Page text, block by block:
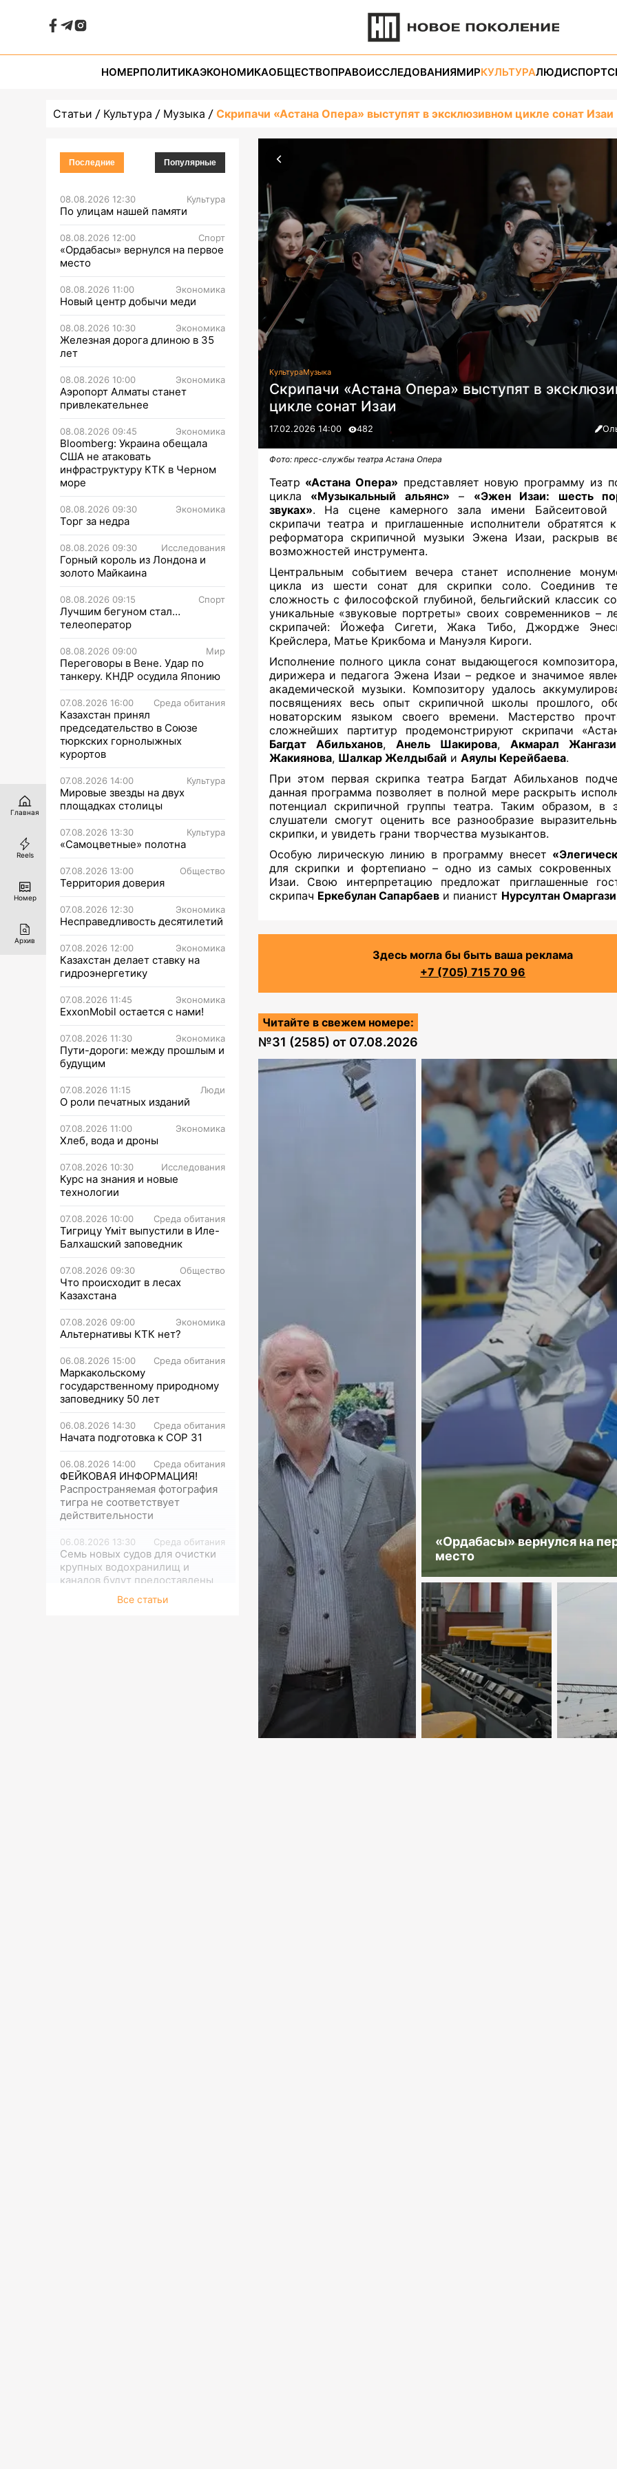
НОМЕРПОЛИТИКАЭКОНОМИКАОБЩЕСТВОПРАВОИССЛЕДОВАНИЯМИРКУЛЬТУРАЛЮДИСПОРТ
Статьи Культура Музыка Скрипачи «Астана Опера» выступят в эксклюзивном цикле сонат Изаи
Последние Популярные
08.08.2026 12:30 Культура
По улицам нашей памяти
08.08.2026 12:00 Спорт
«Ордабасы» вернулся на первое
место
08.08.2026 11:00 Экономика
Новый центр добычи меди
08.08.2026 10:30 Экономика
Железная дорога длиною в 35
лет
08.08.2026 10:00 Экономика
Аэропорт Алматы станет
привлекательнее
08.08.2026 09:45 Экономика
Bloomberg: Украина обещала
США не атаковать
инфраструктуру КТК в Черном
море
08.08.2026 09:30 Экономика
Торг за недра
08.08.2026 09:30 Исследования
Горный король из Лондона и
золото Майкаина
08.08.2026 09:15 Спорт
Лучшим бегуном стал…
телеоператор
08.08.2026 09:00 Мир
Переговоры в Вене. Удар по
танкеру. КНДР осудила Японию
07.08.2026 16:00 Среда обитания
Казахстан принял
председательство в Союзе
тюркских горнолыжных
курортов
07.08.2026 14:00 Культура
Мировые звезды на двух
площадках столицы
07.08.2026 13:30 Культура
«Самоцветные» полотна
07.08.2026 13:00 Общество
Территория доверия
07.08.2026 12:30 Экономика
Несправедливость десятилетий
07.08.2026 12:00 Экономика
Казахстан делает ставку на
гидроэнергетику
07.08.2026 11:45 Экономика
ExxonMobil остается с нами!
07.08.2026 11:30 Экономика
Пути-дороги: между прошлым и
будущим
07.08.2026 11:15 Люди
О роли печатных изданий
07.08.2026 11:00 Экономика
Хлеб, вода и дроны
07.08.2026 10:30 Исследования
Курс на знания и новые
технологии
07.08.2026 10:00 Среда обитания
Тигрицу Үміт выпустили в Иле-
Балхашский заповедник
07.08.2026 09:30 Общество
Что происходит в лесах
Казахстана
07.08.2026 09:00 Экономика
Альтернативы КТК нет?
06.08.2026 15:00 Среда обитания
Маркакольскому
государственному природному
заповеднику 50 лет
06.08.2026 14:30 Среда обитания
Начата подготовка к СОР 31
06.08.2026 14:00 Среда обитания
ФЕЙКОВАЯ ИНФОРМАЦИЯ!
Распространяемая фотография
тигра не соответствует
действительности
06.08.2026 13:30 Среда обитания
Семь новых судов для очистки
крупных водохранилищ и
каналов будут предоставлены
филиалам РГП «Казводхоз»
Все статьи
КультураМузыка
Скрипачи «Астана Опера» выступят в
цикле сонат Изаи
17.02.2026 14:00 482
Фото: пресс-службы театра Астана Опера
Театр «Астана Опера» представляет новую программу из
цикла «Музыкальный альянс» – «Эжен Изаи: шесть
звуках». На сцене камерного зала имени Байсеитовой
скрипачи театра и приглашенные исполнители обратятся
реформатора скрипичной музыки Эжена Изаи, раскрыв
возможностей инструмента.
Центральным событием вечера станет исполнение
цикла из шести сонат для скрипки соло. Соединив
сложность с философской глубиной, бельгийский классик
уникальные «звуковые портреты» своих современников –
скрипачей: Йожефа Сигети, Жака Тибо, Джордже
Крейслера, Матье Крикбома и Мануэля Кироги.
Исполнение полного цикла сонат выдающегося
дирижера и педагога Эжена Изаи – редкое и значимое
академической музыки. Композитору удалось
посвящениях весь опыт скрипичной школы прошлого,
новаторским языком своего времени. Мастерство
сложнейших партитур продемонстрируют скрипачи
Багдат Абильханов, Анель Шакирова,Акмарал
Жакиянова, Шалкар Желдыбай и Аяулы Керейбаева.
При этом первая скрипка театра Багдат Абильханов
данная программа позволяет в полной мере раскрыть
потенциал скрипичной группы театра. Таким образом, в
слушатели смогут оценить все разнообразие
скрипки, и увидеть грани творчества музыкантов.
Особую лирическую линию в программу внесет
для скрипки и фортепиано – одно из самых сокровенных
Изаи. Свою интерпретацию предложат приглашенные
скрипач Еркебулан Сапарбаеви пианист Нурсултан
Здесь могла бы быть ваша реклама
+7 (705) 715 70 96
Читайте в свежем номере:
№31 (2585) от 07.08.2026
«Ордабасы» вернулся на
место
Главная
Reels
Номер
Архив